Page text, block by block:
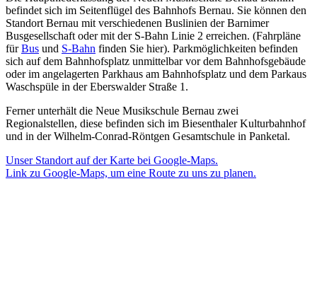
befindet sich im Seitenflügel des Bahnhofs Bernau. Sie können den
Standort Bernau mit verschiedenen Buslinien der Barnimer
Busgesellschaft oder mit der S-Bahn Linie 2 erreichen. (Fahrpläne
fürBus und S-Bahn finden Sie hier). Parkmöglichkeiten befinden
sich auf dem Bahnhofsplatz unmittelbar vor dem Bahnhofsgebäude
oder im angelagerten Parkhaus am Bahnhofsplatz und dem Parkaus
Waschspüle in der Eberswalder Straße 1.
Ferner unterhält die Neue Musikschule Bernau zwei
Regionalstellen, diese befinden sich im Biesenthaler Kulturbahnhof
und in der Wilhelm-Conrad-Röntgen Gesamtschule in Panketal.
Unser Standort auf der Karte bei Google-Maps.
Link zu Google-Maps, um eine Route zu uns zu planen.